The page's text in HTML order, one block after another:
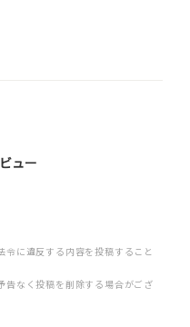
ュー
に違反する内容を投稿すること
告なく投稿を削除する場合がござ